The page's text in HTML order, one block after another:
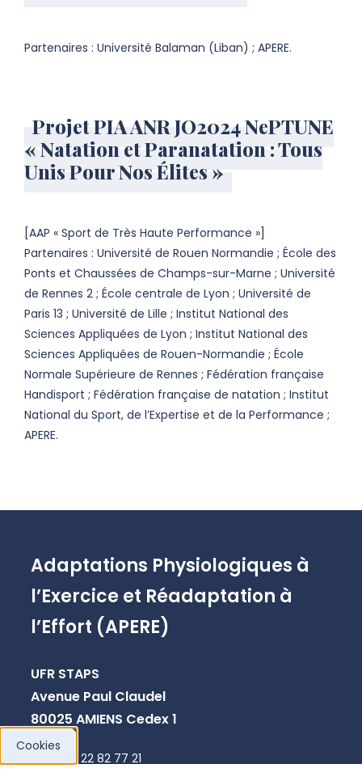
Partenaires : Université Balaman (Liban) ; APERE.
Projet PIA ANR JO2024 NePTUNE
« Natation et Paranatation : Tous
Unis Pour Nos Élites »
[AAP « Sport de Très Haute Performance »]
Partenaires : Université de Rouen Normandie ; École des
Ponts et Chaussées de Champs-sur-Marne ; Université
de Rennes 2 ; École centrale de Lyon ; Université de
Paris 13 ; Université de Lille ; Institut National des
Sciences Appliquées de Lyon ; Institut National des
Sciences Appliquées de Rouen-Normandie ; École
Normale Supérieure de Rennes ; Fédération française
Handisport ; Fédération française de natation ; Institut
National du Sport, de l’Expertise et de la Performance ;
APERE.
Adaptations Physiologiques à
l’Exercice et Réadaptation à
l’Effort (APERE)
UFR STAPS
Avenue Paul Claudel
80025 AMIENS Cedex 1
+33 3 22 82 77 21
Cookies